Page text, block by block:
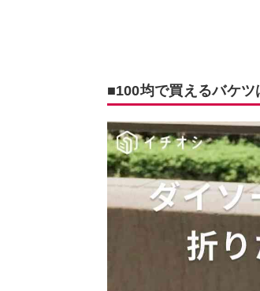
■100均で買えるバケ